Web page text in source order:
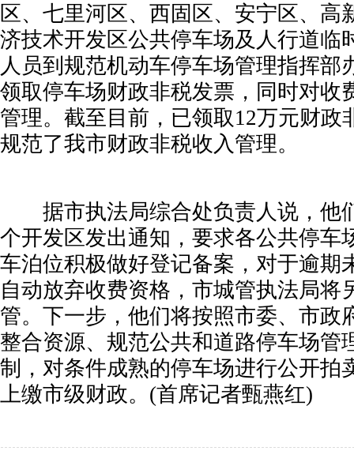
区、七里河区、西固区、安宁区、高
济技术开发区公共停车场及人行道临
人员到规范机动车停车场管理指挥部
领取停车场财政非税发票，同时对收
管理。截至目前，已领取12万元财政
规范了我市财政非税收入管理。
据市执法局综合处负责人说，他
个开发区发出通知，要求各公共停车
车泊位积极做好登记备案，对于逾期
自动放弃收费资格，市城管执法局将
管。下一步，他们将按照市委、市政
整合资源、规范公共和道路停车场管
制，对条件成熟的停车场进行公开拍
上缴市级财政。(首席记者甄燕红)